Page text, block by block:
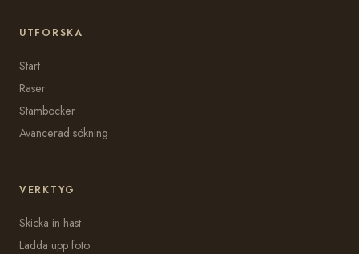
UTFORSKA
Start
Raser
Stamböcker
Avancerad sökning
VERKTYG
Skicka in häst
Ladda upp foto